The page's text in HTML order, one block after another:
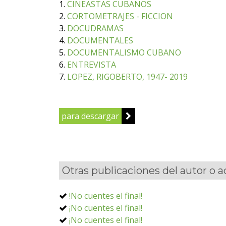
1. CINEASTAS CUBANOS
2. CORTOMETRAJES - FICCION
3. DOCUDRAMAS
4. DOCUMENTALES
5. DOCUMENTALISMO CUBANO
6. ENTREVISTA
7. LOPEZ, RIGOBERTO, 1947- 2019
para descargar
Otras publicaciones del autor o
!No cuentes el final!
¡No cuentes el final!
¡No cuentes el final!